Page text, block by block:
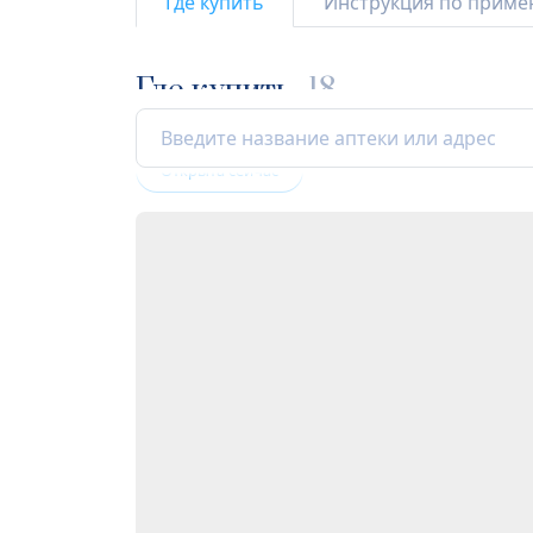
Где купить 18
Открыта сейчас